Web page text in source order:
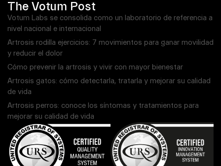
The Votum Post
Votum Labs se consolida como un laboratorio de referencia a
nivel nacional e internacional
Artrosis rodilla ejercicios: 7 movimientos para ganar movilidad
y reducir el dolor
Cómo prevenir la artrosis y vivir con mayor bienestar
Artrosis gatos: cómo detectarla, tratarla y mejorar su calidad
de vida
Artrosis perros: conoce los síntomas y tratamientos para
mejorar su calidad de vida